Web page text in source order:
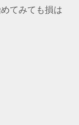
てみても損は